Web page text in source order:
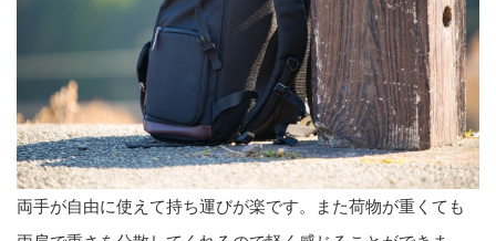
両手が自由に使えて持ち運びが楽です。また荷物が重くても